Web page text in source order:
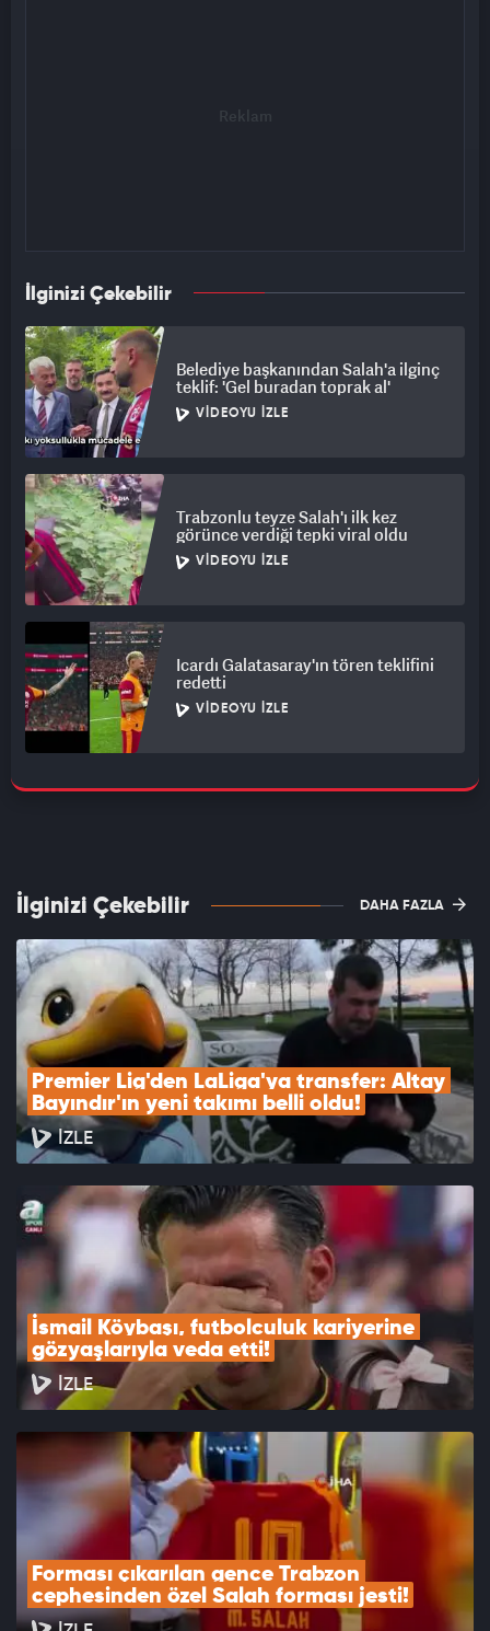
İlginizi Çekebilir
Belediye başkanından Salah'a ilginç
teklif: 'Gel buradan toprak al'
VIDEOYU İZLE
Trabzonlu teyze Salah'ı ilk kez
görünce verdiği tepki viral oldu
VIDEOYU İZLE
Icardı Galatasaray'ın tören teklifini
redetti
VIDEOYU İZLE
İlginizi Çekebilir DAHA FAZLA
Premier Lig'den LaLiga'ya transfer: Altay
Bayındır'ın yeni takımı belli oldu!
İZLE
İsmail Köybaşı, futbolculuk kariyerine
gözyaşlarıyla veda etti!
İZLE
Forması çıkarılan gence Trabzon
cephesinden özel Salah forması jesti!